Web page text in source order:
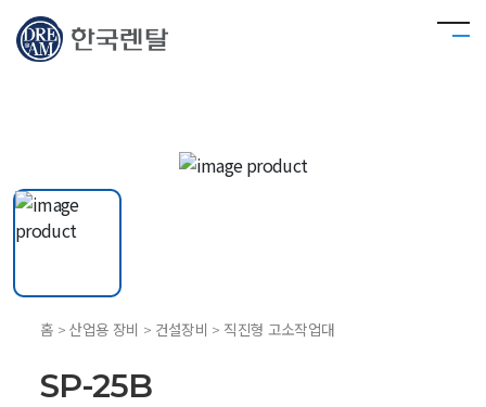
홈 > 산업용 장비 > 건설장비 > 직진형 고소작업대
SP-25B